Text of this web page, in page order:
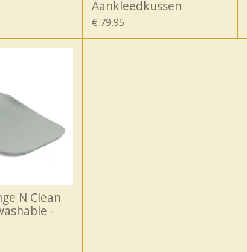
Aankleedkussen
€ 79,95
N Clean
-